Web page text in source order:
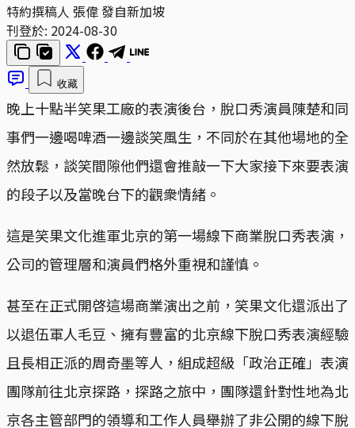
特約撰稿人 張偉 發自新加坡
刊登於: 2024-08-30
收藏
晚上十點半笑果工廠的表演後台，脫口秀演員陳楚和同
事們一邊喝啤酒一邊談笑風生，不同於在其他場地的全
然放鬆，談笑間隙他們還會推敲一下大家接下來要表演
的段子以及當晚台下的觀衆情緒。
這是笑果文化進軍北京的第一場線下商業脫口秀表演，
公司的管理層和演員們格外重視和謹慎。
甚至在正式開啓這場商業演出之前，笑果文化還派出了
以退伍軍人毛豆、擁有豐富的北京線下脫口秀表演經驗
且長相正派的周奇墨等人，組成超級「政治正確」表演
團隊前往北京探路，探路之旅中，團隊還針對性地為北
京各主管部門的領導和工作人員舉辦了非公開的線下脫